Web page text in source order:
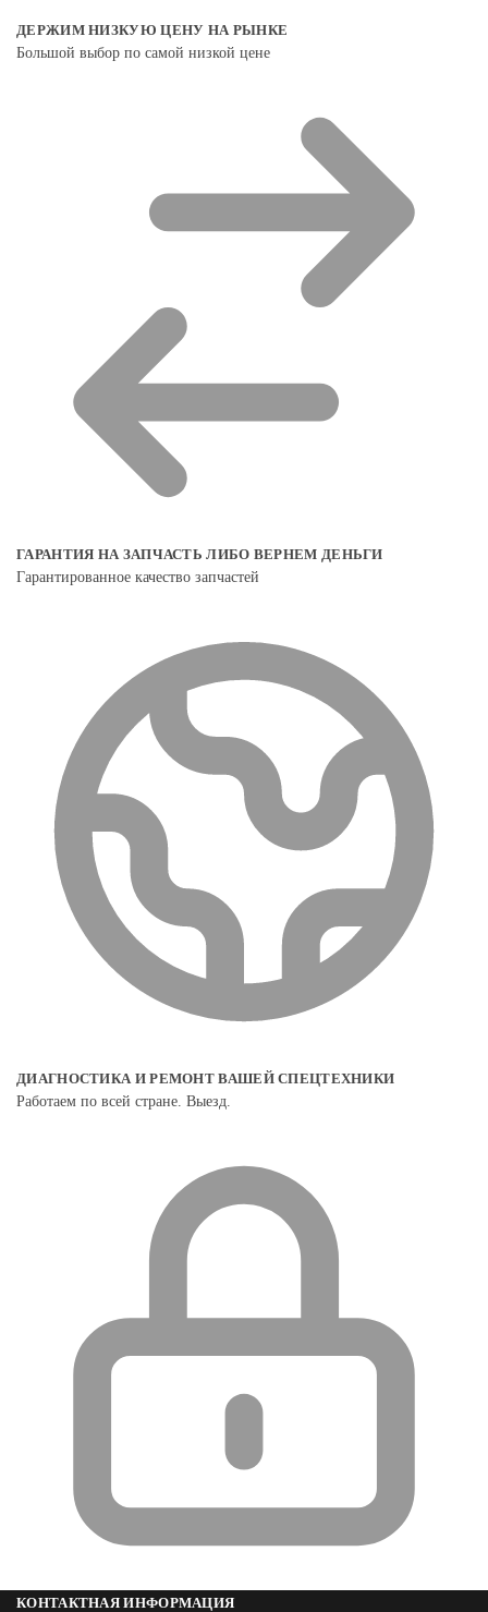
ДЕРЖИМ НИЗКУЮ ЦЕНУ НА РЫНКЕ
Большой выбор по самой низкой цене
ГАРАНТИЯ НА ЗАПЧАСТЬ ЛИБО ВЕРНЕМ ДЕНЬГИ
Гарантированное качество запчастей
ДИАГНОСТИКА И РЕМОНТ ВАШЕЙ СПЕЦТЕХНИКИ
Работаем по всей стране. Выезд.
КОНТАКТНАЯ ИНФОРМАЦИЯ